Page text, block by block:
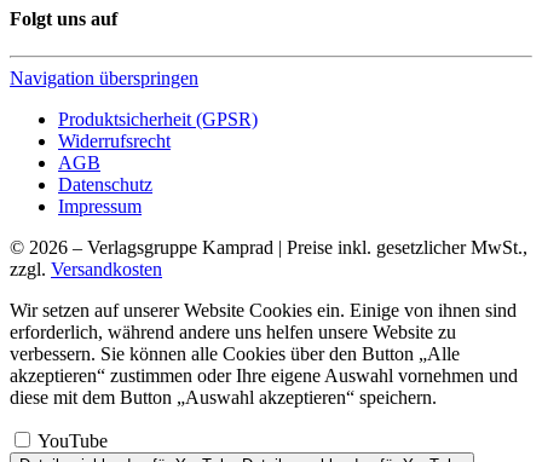
Folgt uns auf
Navigation überspringen
Produktsicherheit (GPSR)
Widerrufsrecht
AGB
Datenschutz
Impressum
© 2026 – Verlagsgruppe Kamprad | Preise inkl. gesetzlicher MwSt.,
zzgl. Versandkosten
Wir setzen auf unserer Website Cookies ein. Einige von ihnen sind
erforderlich, während andere uns helfen unsere Website zu
verbessern. Sie können alle Cookies über den Button „Alle
akzeptieren“ zustimmen oder Ihre eigene Auswahl vornehmen und
diese mit dem Button „Auswahl akzeptieren“ speichern.
YouTube